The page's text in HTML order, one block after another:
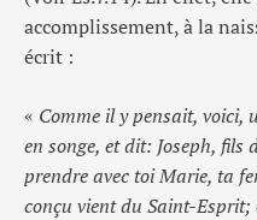
accomplissement, à la
écrit :
« Comme il y pensait,
en songe, et dit: Joseph, fils
prendre avec toi Marie, ta
conçu vient du Saint-Esprit;